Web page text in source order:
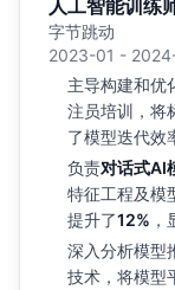
人工智能训练
字节跳动
2023-01 -
主导构建和优
注员培训，将
了模型迭代效
负责对话式AI
特征工程及模
提升了12%
深入分析模型
技术，将模型